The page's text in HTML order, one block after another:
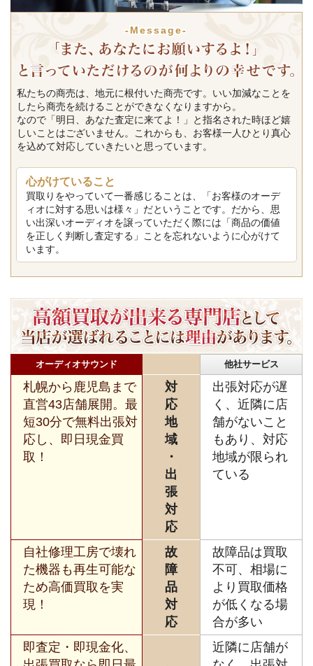
-Message-
私たちの商売は、地元に根付いた商売です。いい加減なことを
したら商売を続けることができなくなりますから。
なので「明日、あなた査定に来てよ！」と指名された時ほど嬉
しいことはございません。これからも、お客様一人ひとり真心
を込めて対応していきたいと思っています。
心がけていること
買取りをやっていて一番感じることは、「お客様のオーデ
ィオに対する思いは様々」だということです。だから、思
い出深いオーディオを譲っていただく際には「商品の価値
を正しく判断し査定する」ことを忘れないように心がけて
います。
オーディオサウンド 他社サービス
札幌から鹿児島まで
直営43店舗展開。最
短30分で無料出張対
応し、即日現金買
取！
対
応
地
域
・
出
張
対
応
出張対応が遅
く、近隣に店
舗がないこと
もあり、対応
地域が限られ
ている
自社修理工房で壊れ
た機器も再生可能な
ため高価買取を実
現！
故
障
品
対
応
故障品は買取
不可、相場に
より買取価格
が低くなる場
合が多い
即査定・即現金化、
近隣に店舗が